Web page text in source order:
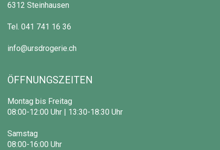
6312 Steinhausen
Tel. 041 741 16 36
info@ursdrogerie.ch
ÖFFNUNGSZEITEN
Montag bis Freitag
08:00-12:00 Uhr | 13:30-18:30 Uhr
Samstag
08:00-16:00 Uhr